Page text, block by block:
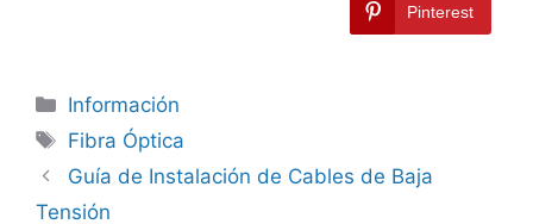
Pinterest
Información
Fibra Óptica
Guía de Instalación de Cables de Baja
Tensión